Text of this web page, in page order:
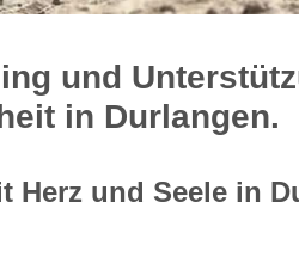
und
in Durlangen.
Herz und Seele in